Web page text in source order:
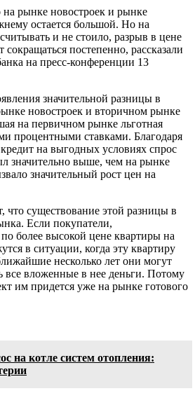
на
на рынке новостроек и рынке
остается большой. Но на
и не стоило, разрыв в цене
сокращаться постепенно, рассказали
на пресс-конференции 13
значительной разницы в
новостроек и вторичном рынке
на первичном рынке льготная
процентными ставками. Благодаря
на выгодных условиях спрос
значительно выше, чем на рынке
значительный рост цен на
что существование этой разницы в
Если покупатели,
более высокой цене квартиры на
в ситуации, когда эту квартиру
несколько лет они могут
все вложенные в нее деньги. Потому
им придется уже на рынке готового
на котле систем отопления: